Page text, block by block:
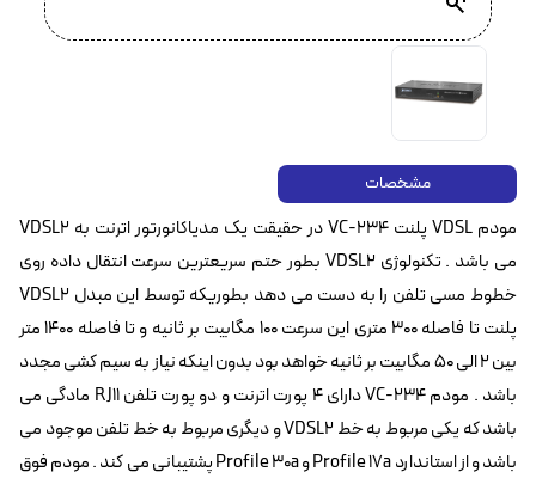
مشخصات
مودم VDSL پلنت VC-234 در حقیقت یک مدیاکانورتور اترنت به VDSL2
می باشد . تکنولوژی VDSL2 بطور حتم سریعترین سرعت انتقال داده روی
خطوط مسی تلفن را به دست می دهد بطوریکه توسط این مبدل VDSL2
پلنت تا فاصله ۳۰۰ متری این سرعت ۱۰۰ مگابیت بر ثانیه و تا فاصله 1400 متر
بین ۲ الی ۵۰ مگابیت بر ثانیه خواهد بود بدون اینکه نیاز به سیم کشی مجدد
باشد . مودم VC-234 دارای ۴ پورت اترنت و دو پورت تلفن RJ11 مادگی می
باشد که یکی مربوط به خط VDSL2 و دیگری مربوط به خط تلفن موجود می
باشد و از استاندارد Profile 17a و Profile 30a پشتیبانی می کند . مودم فوق